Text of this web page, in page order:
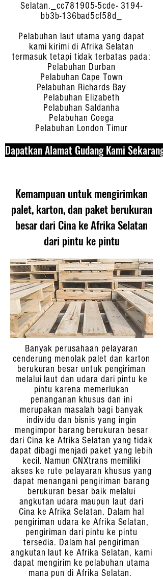
Selatan._cc781905-5cde- 3194-
bb3b-136bad5cf58d_
Pelabuhan laut utama yang dapat
kami kirimi di Afrika Selatan
termasuk tetapi tidak terbatas pada:
Pelabuhan Durban
Pelabuhan Cape Town
Pelabuhan Richards Bay
Pelabuhan Elizabeth
Pelabuhan Saldanha
Pelabuhan Coega
Pelabuhan London Timur
Dapatkan Alamat Gudang Kami Sekarang
Kemampuan untuk mengirimkan
palet, karton, dan paket berukuran
besar dari Cina ke Afrika Selatan
dari pintu ke pintu
Banyak perusahaan pelayaran
cenderung menolak palet dan karton
berukuran besar untuk pengiriman
melalui laut dan udara dari pintu ke
pintu karena memerlukan
penanganan khusus dan ini
merupakan masalah bagi banyak
individu dan bisnis yang ingin
mengimpor barang berukuran besar
dari Cina ke Afrika Selatan yang tidak
dapat dibagi menjadi paket yang lebih
kecil. Namun CNXtrans memiliki
akses ke rute pelayaran khusus yang
dapat menangani pengiriman barang
berukuran besar baik melalui
angkutan udara maupun laut dari
Cina ke Afrika Selatan. Dalam hal
pengiriman udara ke Afrika Selatan,
pengiriman dari pintu ke pintu
tersedia. Dalam hal pengiriman
angkutan laut ke Afrika Selatan, kami
dapat mengirim ke pelabuhan utama
mana pun di Afrika Selatan.